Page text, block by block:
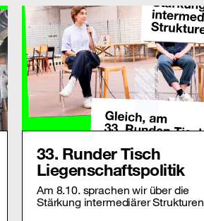
33. Runder Tisch
Liegenschaftspolitik
Am 8.10. sprachen wir über die
Stärkung intermediärer Strukturen